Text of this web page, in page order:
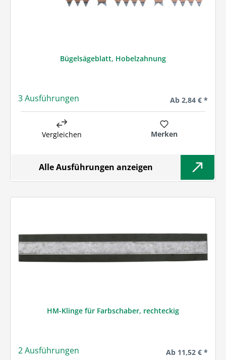
Bügelsägeblatt, Hobelzahnung
3 Ausführungen Regulärer Preis:
Ab 2,84 € *
Vergleichen Merken
Alle Ausführungen anzeigen
HM-Klinge für Farbschaber, rechteckig
2 Ausführungen Regulärer Preis:
Ab 11,52 € *